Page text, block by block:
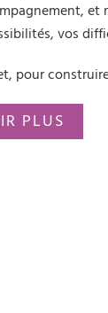
vos
pour
PLUS